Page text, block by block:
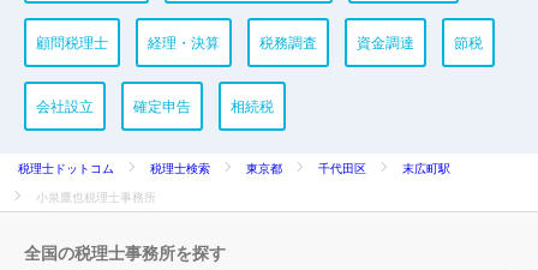
顧問税理士 経理・決算 税務調査 資金調達 節税
会社設立 確定申告 相続税
税理士ドットコム 税理士検索 東京都 千代田区
末広町駅
小泉鷹也税理士事務所
全国の税理士事務所を探す